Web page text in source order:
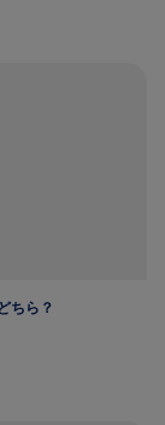
ちら？